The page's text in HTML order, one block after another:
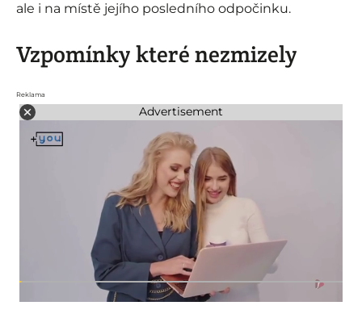
ale i na místě jejího posledního odpočinku.
Vzpomínky které nezmizely
Reklama
Advertisement